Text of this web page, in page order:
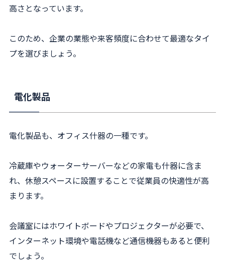
高さとなっています。
このため、企業の業態や来客頻度に合わせて最適なタイ
プを選びましょう。
電化製品
電化製品も、オフィス什器の一種です。
冷蔵庫やウォーターサーバーなどの家電も什器に含ま
れ、休憩スペースに設置することで従業員の快適性が高
まります。
会議室にはホワイトボードやプロジェクターが必要で、
インターネット環境や電話機など通信機器もあると便利
でしょう。